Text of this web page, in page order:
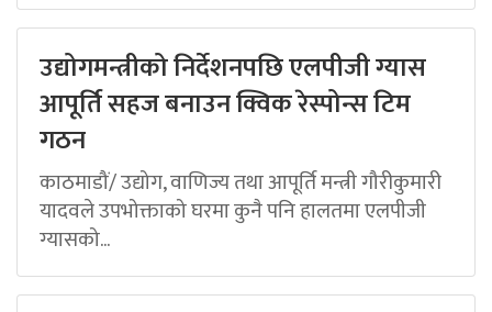
उद्योगमन्त्रीको निर्देशनपछि एलपीजी ग्यास
आपूर्ति सहज बनाउन क्विक रेस्पोन्स टिम
गठन
काठमाडौं/ उद्योग, वाणिज्य तथा आपूर्ति मन्त्री गौरीकुमारी
यादवले उपभोक्ताको घरमा कुनै पनि हालतमा एलपीजी
ग्यासको...